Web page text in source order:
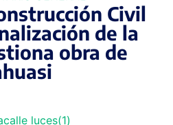
Civil
de la
obra de